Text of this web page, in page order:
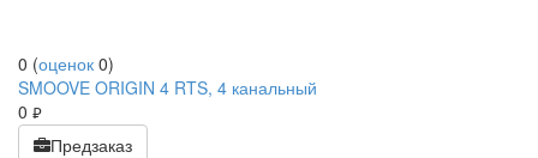
0 (оценок 0)
SMOOVE ORIGIN 4 RTS, 4 канальный
0 руб.
Предзаказ